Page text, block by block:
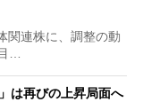
関連株に、調整の動
…
は再びの上昇局面へ